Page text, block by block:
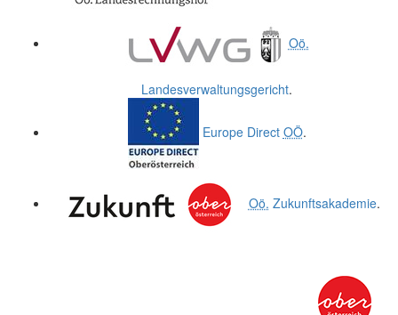
Oö.
Landesverwaltungsgericht.
Europe Direct OÖ.
Oö. Zukunftsakademie.